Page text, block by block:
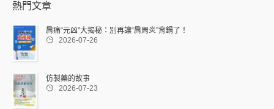
熱門文章
肩痛“元凶”大揭秘：別再讓“肩周炎”背鍋了！
 2026-07-26
仿製藥的故事
 2026-07-23